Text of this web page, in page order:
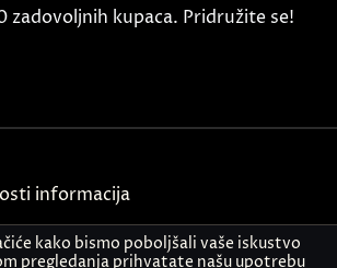
kupaca. Pridružite se!
informacija
kako bismo poboljšali vaše iskustvo
pregledanja prihvatate našu upotrebu